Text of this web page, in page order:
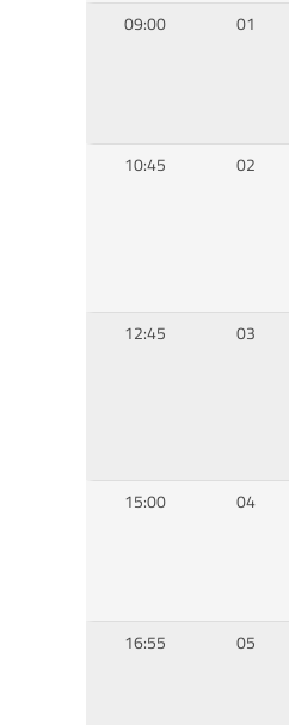
09:00
01
10:45
02
12:45
03
15:00
04
16:55
05